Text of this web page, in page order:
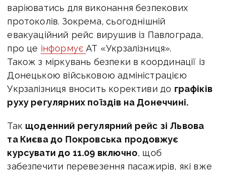
варіюватись для виконання безпекових
протоколів. Зокрема, сьогоднішній
евакуаційний рейс вирушив із Павлограда,
про це інформуєАТ «Укрзалізниця».
Також з міркувань безпеки в координації із
Донецькою військовою адміністрацією
Укрзалізниця вносить корективи до графіків
руху регулярних поїздів на Донеччині.
Так щоденний регулярний рейс зі Львова
та Києва до Покровська продовжує
курсувати до 11.09 включно, щоб
забезпечити перевезення пасажирів, які вже